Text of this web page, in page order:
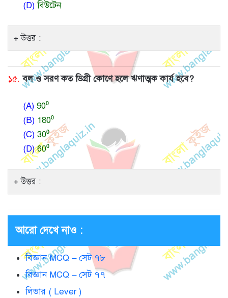
(D)বিউটেন
উত্তর :
১৫. বল ও সরণ কত ডিগ্রী কোণে হলে ঋণাত্মক কার্য হবে?
(A) 90⁰
(B) 180⁰
(C) 30⁰
(D)60⁰
উত্তর :
আরো দেখে নাও :
বিজ্ঞান MCQ – সেট ৭৮
বিজ্ঞান MCQ – সেট ৭৭
লিভার ( Lever )